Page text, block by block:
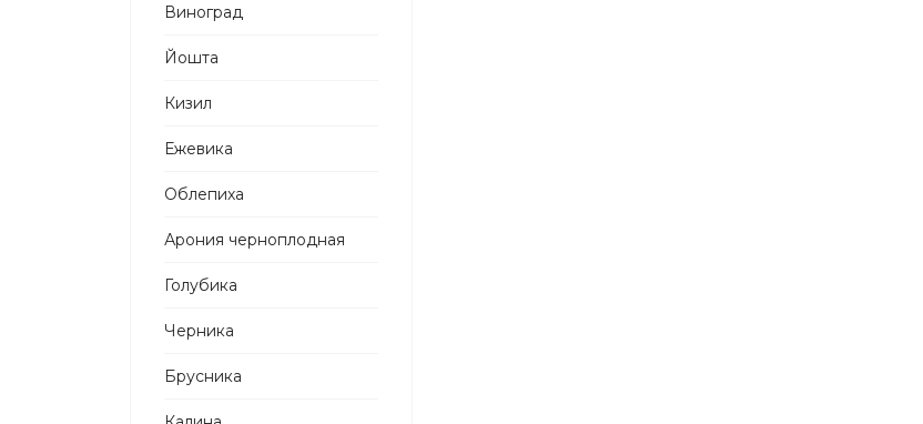
Виноград
Йошта
Кизил
Ежевика
Облепиха
Арония черноплодная
Голубика
Черника
Брусника